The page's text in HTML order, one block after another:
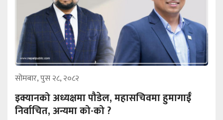
सोमबार, पुस २८, २०८२
इक्यानको अध्यक्षमा पौडेल, महासचिवमा हुमागाईँ
निर्वाचित, अन्यमा को-को ?